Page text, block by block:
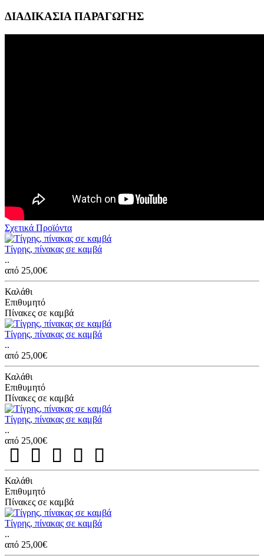
ΔΙΑΔΙΚΑΣΙΑ ΠΑΡΑΓΩΓΗΣ
Σχετικά Προϊόντα
Τίγρης, πίνακας σε καμβά
..
από 25,00€
Καλάθι
Επιθυμητό
Πίνακες σε καμβά
Τίγρης, πίνακας σε καμβά
..
από 25,00€
Καλάθι
Επιθυμητό
Πίνακες σε καμβά
Τίγρης, πίνακας σε καμβά
..
από 25,00€
Καλάθι
Επιθυμητό
Πίνακες σε καμβά
Τίγρης, πίνακας σε καμβά
..
από 25,00€